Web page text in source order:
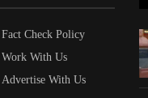
Fact Check Policy
Work With Us
Advertise With Us